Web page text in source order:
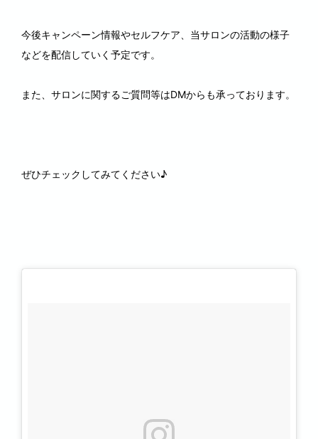
今後キャンペーン情報やセルフケア、当サロンの活動の様子
などを配信していく予定です。
また、サロンに関するご質問等はDMからも承っております。
ぜひチェックしてみてください♪